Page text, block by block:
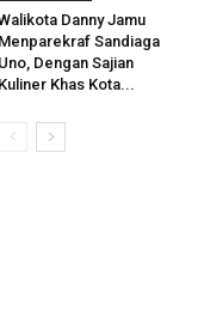
Danny Jamu
Menparekraf Sandiaga
Uno, Dengan Sajian
Kuliner Khas Kota...